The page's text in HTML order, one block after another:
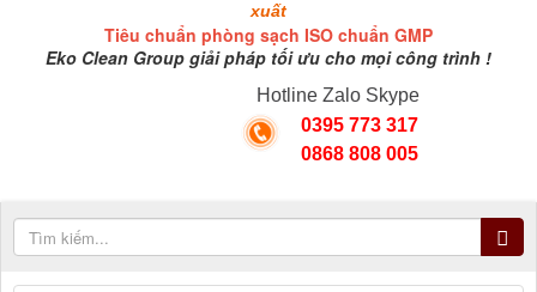
xuất
Tiêu chuẩn phòng sạch ISO chuẩn GMP
Eko Clean Group giải pháp tối ưu cho mọi công trình !
Hotline Zalo Skype
0395 773 317
0868 808 005